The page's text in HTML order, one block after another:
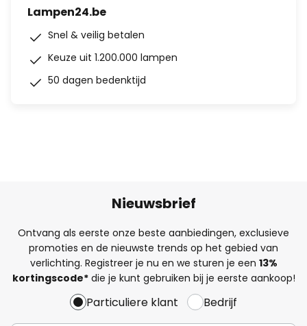
Lampen24.be
Snel & veilig betalen
Keuze uit 1.200.000 lampen
50 dagen bedenktijd
Nieuwsbrief
Ontvang als eerste onze beste aanbiedingen, exclusieve
promoties en de nieuwste trends op het gebied van
verlichting. Registreer je nu en we sturen je een 13%
kortingscode*die je kunt gebruiken bij je eerste aankoop!
Particuliere klant Bedrijf